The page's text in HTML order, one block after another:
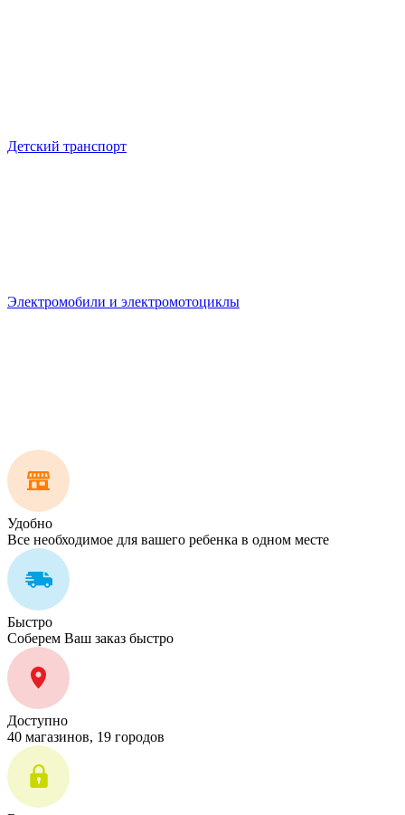
Детский транспорт
Электромобили и электромотоциклы
Удобно
Все необходимое для вашего ребенка в одном месте
Быстро
Соберем Ваш заказ быстро
Доступно
40 магазинов, 19 городов